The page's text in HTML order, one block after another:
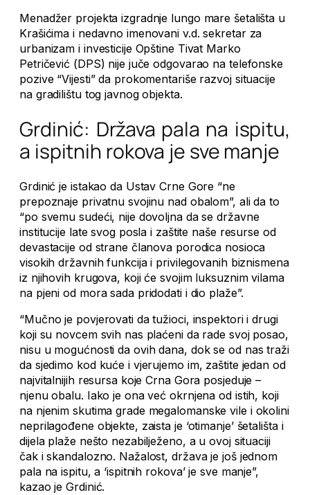
Menadžer projekta izgradnje lungo mare šetališta u
Krašićima i nedavno imenovani v.d. sekretar za
urbanizam i investicije Opštine Tivat Marko
Petričević (DPS) nije juče odgovarao na telefonske
pozive “Vijesti” da prokomentariše razvoj situacije
na gradilištu tog javnog objekta.
Grdinić: Država pala na ispitu,
a ispitnih rokova je sve manje
Grdinić je istakao da Ustav Crne Gore “ne
prepoznaje privatnu svojinu nad obalom”, ali da to
“po svemu sudeći, nije dovoljna da se državne
institucije late svog posla i zaštite naše resurse od
devastacije od strane članova porodica nosioca
visokih državnih funkcija i privilegovanih biznismena
iz njihovih krugova, koji će svojim luksuznim vilama
na pjeni od mora sada pridodati i dio plaže”.
“Mučno je povjerovati da tužioci, inspektori i drugi
koji su novcem svih nas plaćeni da rade svoj posao,
nisu u mogućnosti da ovih dana, dok se od nas traži
da sjedimo kod kuće i vjerujemo im, zaštite jedan od
najvitalnijih resursa koje Crna Gora posjeduje –
njenu obalu. Iako je ona već okrnjena od istih, koji
na njenim skutima grade megalomanske vile i okolini
neprilagođene objekte, zaista je ‘otimanje’ šetališta i
dijela plaže nešto nezabilježeno, a u ovoj situaciji
čak i skandalozno. Nažalost, država je još jednom
pala na ispitu, a ‘ispitnih rokova’ je sve manje”,
kazao je Grdinić.